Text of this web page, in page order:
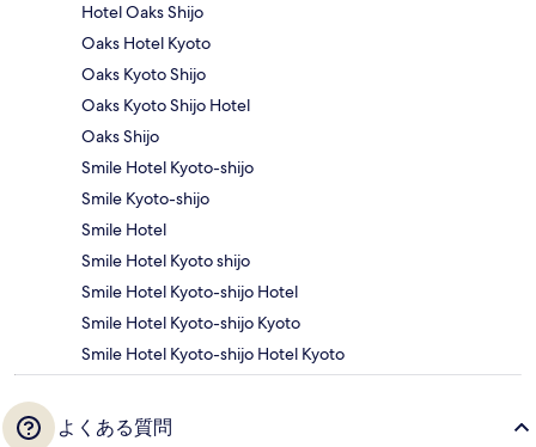
Hotel Oaks Shijo
Oaks Hotel Kyoto
Oaks Kyoto Shijo
Oaks Kyoto Shijo Hotel
Oaks Shijo
Smile Hotel Kyoto-shijo
Smile Kyoto-shijo
Smile Hotel
Smile Hotel Kyoto shijo
Smile Hotel Kyoto-shijo Hotel
Smile Hotel Kyoto-shijo Kyoto
Smile Hotel Kyoto-shijo Hotel Kyoto
よくある質問